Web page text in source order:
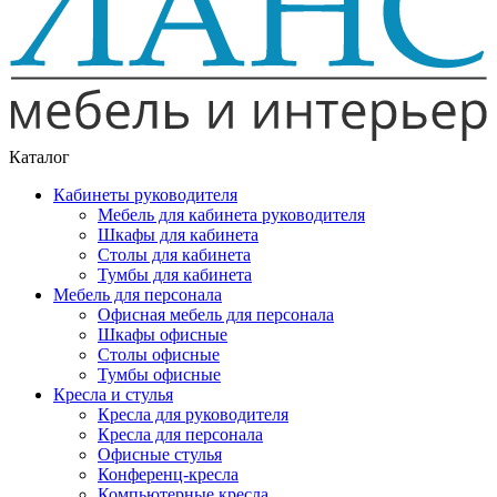
Каталог
Кабинеты руководителя
Мебель для кабинета руководителя
Шкафы для кабинета
Столы для кабинета
Тумбы для кабинета
Мебель для персонала
Офисная мебель для персонала
Шкафы офисные
Столы офисные
Тумбы офисные
Кресла и стулья
Кресла для руководителя
Кресла для персонала
Офисные стулья
Конференц-кресла